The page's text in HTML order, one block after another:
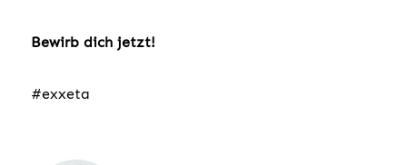
Bewirb dich jetzt!
#exxeta